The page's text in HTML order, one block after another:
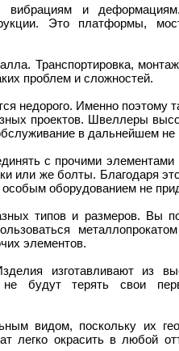
и
Это платформы,
Транспортировка,
проблем и сложностей.
недорого. Именно поэтому
проектов. Швеллеры
в дальнейшем не
с прочими элементами
или же болты. Благодаря
оборудованием не
типов и размеров. Вы
элементов.
изготавливают из
будут терять свои
видом, поскольку их
легко окрасить в любой